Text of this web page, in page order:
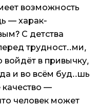
возможность
— харак­
С детства
трудност..ми,
войдёт в привычку,
и во всём буд..шь
качество —
человек может